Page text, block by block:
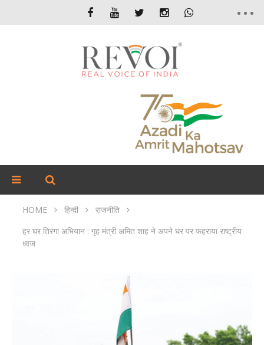
HOME हिन्दी
राजनीति
हर घर तिरंगा अभियान : गृह मंत्री अमित शाह ने अपने घर पर फहराया राष्ट्रीय
ध्वज